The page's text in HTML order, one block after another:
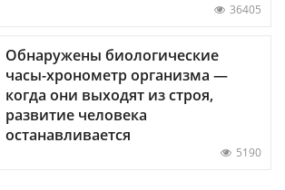
36405
Обнаружены биологические
часы-хронометр организма —
когда они выходят из строя,
развитие человека
останавливается
5190